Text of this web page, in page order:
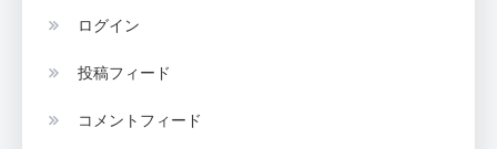
ログイン
投稿フィード
コメントフィード